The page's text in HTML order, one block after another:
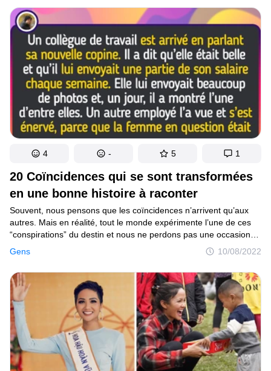
s’agissait du bruit d’une rivière. Le bûcheron n’a pas examiné
la grotte mais a décidé d’y retourner plus tard avec une lampe
de poche et une corde. Mais à son retour, il n’a pas retrouvé
la grotte. Il a passé plusieurs années à la chercher. Enfin, dans
les années 2000, il a réussi à la localiser à nouveau. En 2009,
il a amené des scientifiques à cet endroit. Ils ont découvert que
la grotte, appelée Son Doong, est la plus grande du monde.
20 Coïncidences qui se sont transformées
en une bonne histoire à raconter
Gens 10/08/2022
Souvent, nous pensons que les coïncidences n’arrivent qu’aux
autres. Mais en réalité, tout le monde expérimente l’une de ces
“conspirations” du destin et nous ne perdons pas une occasion
de la raconter à nos amis. Tout comme nous, des centaines
de personnes gardent précieusement leurs meilleures anecdotes
pour les partager avec le monde entier, et nous en avons
sélectionné quelques-unes pour qu’on en profite ensemble.
4 - 5 1